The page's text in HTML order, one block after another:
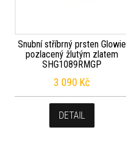
Snubní stříbrný prsten Glowie
pozlacený žlutým zlatem
SHG1089RMGP
3 090 Kč
DETAIL